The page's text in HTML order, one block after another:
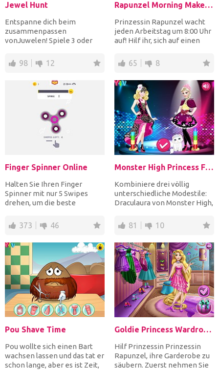
Jewel Hunt
Entspanne dich beim
zusammenpassen
vonJuwelen! Spiele 3 oder
erreiche d...
98 12
Rapunzel Morning Makeup Fashion
Prinzessin Rapunzel wacht
jeden Arbeitstag um 8:00 Uhr
auf! Hilf ihr, sich auf einen
65 8
Finger Spinner Online
Halten Sie Ihren Finger
Spinner mit nur 5 Swipes
drehen, um die beste
einzuste...
373 46
Monster High Princess Fashion Mix
Kombiniere drei völlig
unterschiedliche Modestile:
Draculaura von Monster High,
81 10
Pou Shave Time
Pou wollte sich einen Bart
wachsen lassen und das tat er
schon lange, aber es ist Zeit,
Goldie Princess Wardrobe Cleaning
Hilf Prinzessin Prinzessin
Rapunzel, ihre Garderobe zu
säubern. Zuerst nehmen Sie